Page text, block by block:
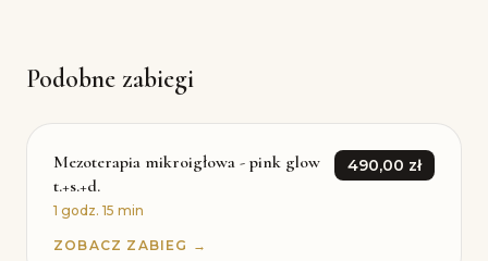
Podobne zabiegi
Mezoterapia mikroigłowa - pink glow
t.+s.+d.
490,00 zł
1 godz. 15 min
ZOBACZ ZABIEG →